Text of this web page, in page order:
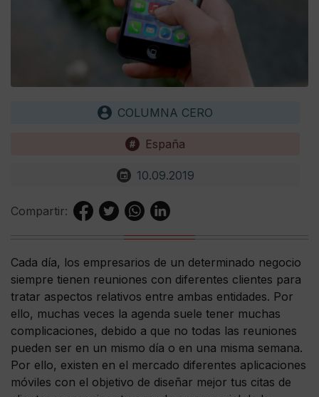
COLUMNA CERO
España
10.09.2019
Compartir:
Cada día, los empresarios de un determinado negocio
siempre tienen reuniones con diferentes clientes para
tratar aspectos relativos entre ambas entidades. Por
ello, muchas veces la agenda suele tener muchas
complicaciones, debido a que no todas las reuniones
pueden ser en un mismo día o en una misma semana.
Por ello, existen en el mercado diferentes aplicaciones
móviles con el objetivo de diseñar mejor tus citas de